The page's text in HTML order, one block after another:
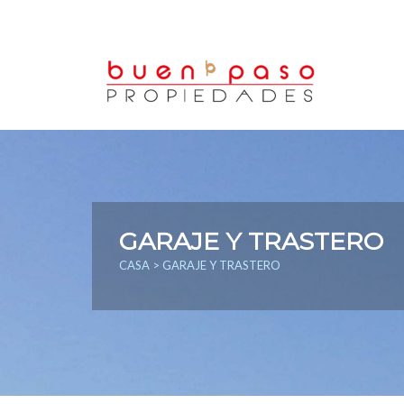
GARAJE Y TRASTERO
CASA > GARAJE Y TRASTERO